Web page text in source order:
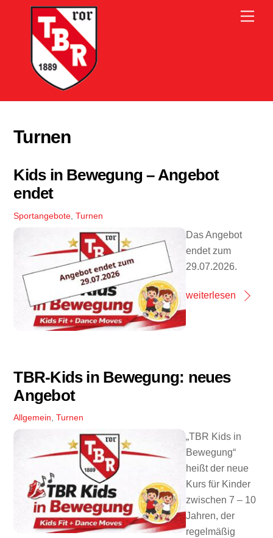
Turnen
Kids in Bewegung – Angebot
endet
Sportangebote ,Turnen
Das Angebot
endet zum
29.07.2026.
weiterlesen
TBR-Kids in Bewegung: neues
Angebot
Allgemein ,Turnen
„TBR Kids in
Bewegung“
heißt der neue
Kurs für Kinder
zwischen 7 – 10
Jahren, der
regelmäßig